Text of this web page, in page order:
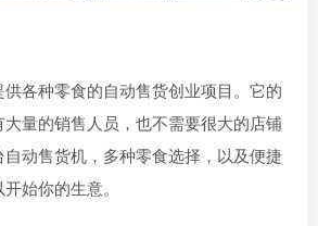
各种零食的自动售货创业项目。它的
量的销售人员，也不需要很大的店铺
动售货机，多种零食选择，以及便捷
始你的生意。